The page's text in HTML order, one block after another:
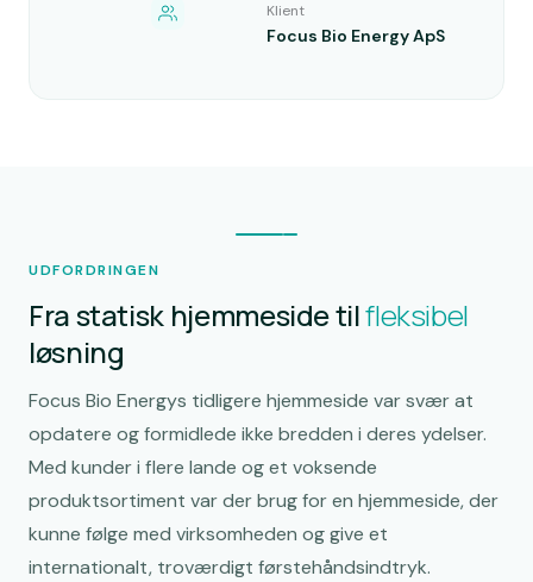
Klient
Focus Bio Energy ApS
UDFORDRINGEN
Fra statisk hjemmeside tilfleksibel
løsning
Focus Bio Energys tidligere hjemmeside var svær at
opdatere og formidlede ikke bredden i deres ydelser.
Med kunder i flere lande og et voksende
produktsortiment var der brug for en hjemmeside, der
kunne følge med virksomheden og give et
internationalt, troværdigt førstehåndsindtryk.